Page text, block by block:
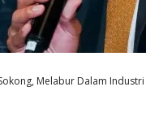
Melabur Dalam Industri